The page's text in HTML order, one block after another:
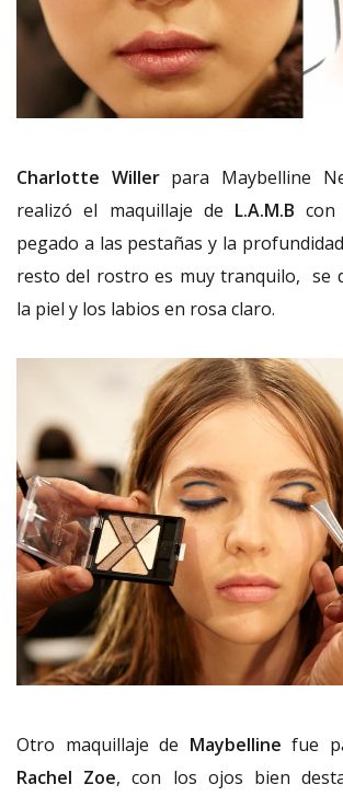
Charlotte Willerpara Maybelline
realizó el maquillaje de L.A.M.B
pegado a las pestañas y la
resto del rostro es muy tranquilo, se
la piel y los labios en rosa claro.
Otro maquillaje de Maybelline fue
Rachel Zoe, con los ojos bien